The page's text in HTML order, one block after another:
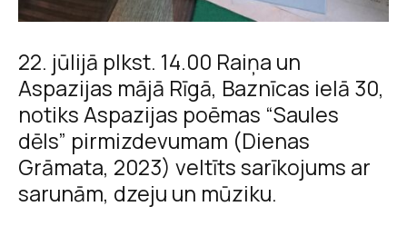
22. jūlijā plkst. 14.00 Raiņa un
Aspazijas mājā Rīgā, Baznīcas ielā 30,
notiks Aspazijas poēmas “Saules
dēls” pirmizdevumam (Dienas
Grāmata, 2023) veltīts sarīkojums ar
sarunām, dzeju un mūziku.